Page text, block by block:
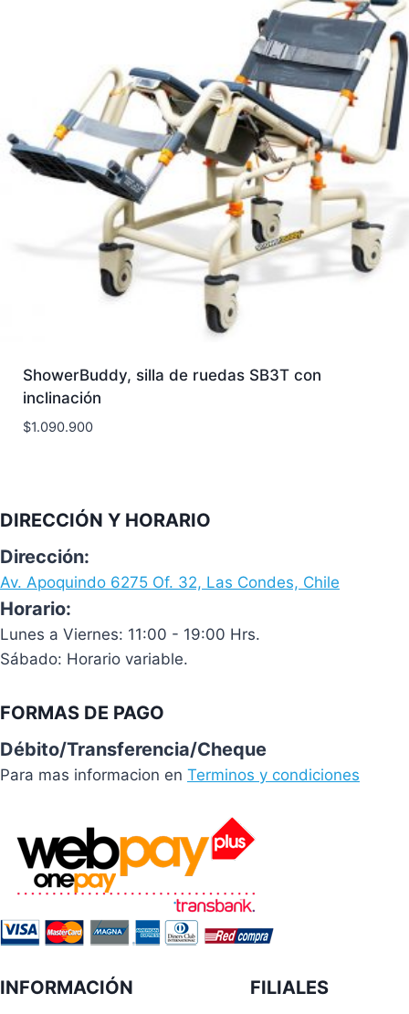
ShowerBuddy, silla de ruedas SB3T con
inclinación
$1.090.900
DIRECCIÓN Y HORARIO
Dirección:
Av. Apoquindo 6275 Of. 32, Las Condes, Chile
Horario:
Lunes a Viernes: 11:00 - 19:00 Hrs.
Sábado: Horario variable.
FORMAS DE PAGO
Débito/Transferencia/Cheque
Para mas informacion en Terminos y condiciones
INFORMACIÓN
FILIALES